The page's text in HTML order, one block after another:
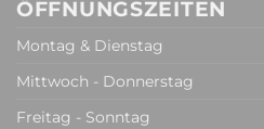
ÖFFNUNGSZEITEN
Montag & Dienstag
Mittwoch - Donnerstag
Freitag - Sonntag